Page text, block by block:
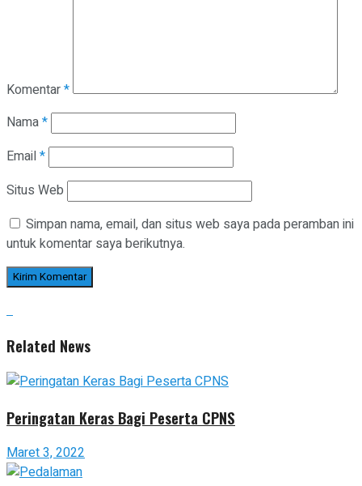
Komentar*
Nama*
Email*
Situs Web
Simpan nama, email, dan situs web saya pada peramban ini
untuk komentar saya berikutnya.
Related News
Peringatan Keras Bagi Peserta CPNS
Maret 3, 2022